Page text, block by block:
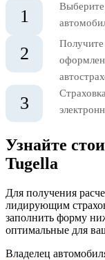
1
2
Получите
3
Узнайте
Tugella
Для получения
лидирующим
заполнить форму
оптимальные для
Владелец